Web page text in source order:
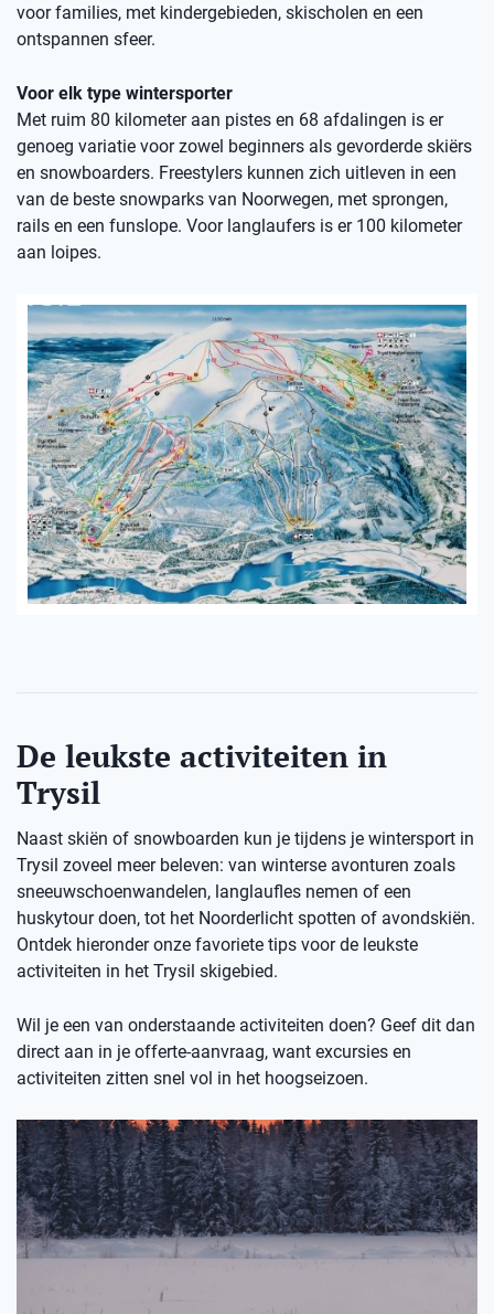
voor families, met kindergebieden, skischolen en een
ontspannen sfeer.
Voor elk type wintersporter
Met ruim 80 kilometer aan pistes en 68 afdalingen is er
genoeg variatie voor zowel beginners als gevorderde skiërs
en snowboarders. Freestylers kunnen zich uitleven in een
van de beste snowparks van Noorwegen, met sprongen,
rails en een funslope. Voor langlaufers is er 100 kilometer
aan loipes.
De leukste activiteiten in
Trysil
Naast skiën of snowboarden kun je tijdens je wintersport in
Trysil zoveel meer beleven: van winterse avonturen zoals
sneeuwschoenwandelen, langlaufles nemen of een
huskytour doen, tot het Noorderlicht spotten of avondskiën.
Ontdek hieronder onze favoriete tips voor de leukste
activiteiten in het Trysil skigebied.
Wil je een van onderstaande activiteiten doen? Geef dit dan
direct aan in je offerte-aanvraag, want excursies en
activiteiten zitten snel vol in het hoogseizoen.